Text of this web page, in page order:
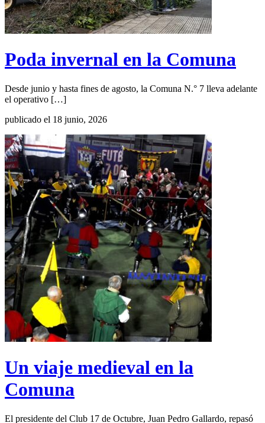
Poda invernal en la Comuna
Desde junio y hasta fines de agosto, la Comuna N.° 7 lleva adelante
el operativo […]
publicado el 18 junio, 2026
Un viaje medieval en la
Comuna
El presidente del Club 17 de Octubre, Juan Pedro Gallardo, repasó